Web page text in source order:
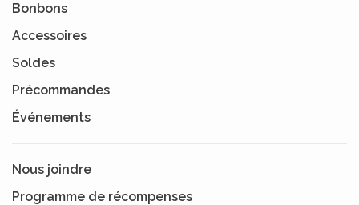
Bonbons
Accessoires
Soldes
Précommandes
Événements
Nous joindre
Programme de récompenses